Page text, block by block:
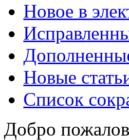
Новое в
Новые
Список
Добро